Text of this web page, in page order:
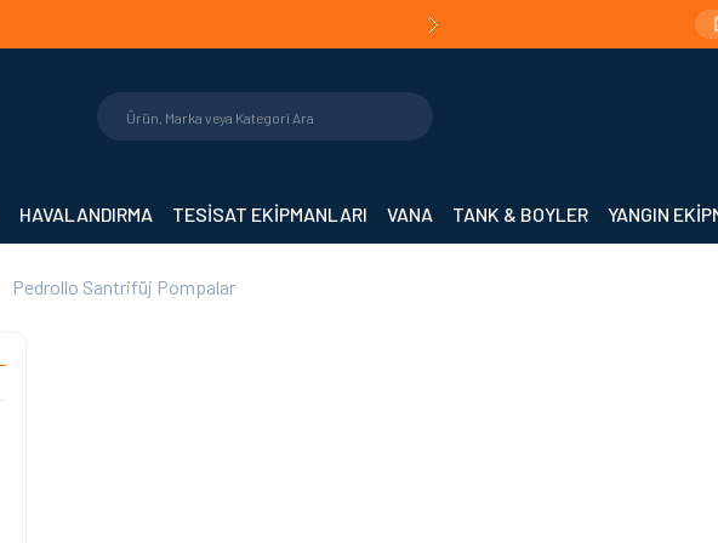
Orijinal Ürün Garantisi | Mühendislik
HAVALANDIRMA TESİSAT EKİPMANLARI VANA TANK & BOYLER YANGIN
Pedrollo Santrifüj Pompalar